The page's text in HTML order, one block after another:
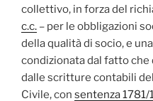
collettivo, in forza del
c.c. – per le obbligazioni
della qualità di socio, e
condizionata dal fatto
dalle scritture contabili
Civile, con sentenza 1781/